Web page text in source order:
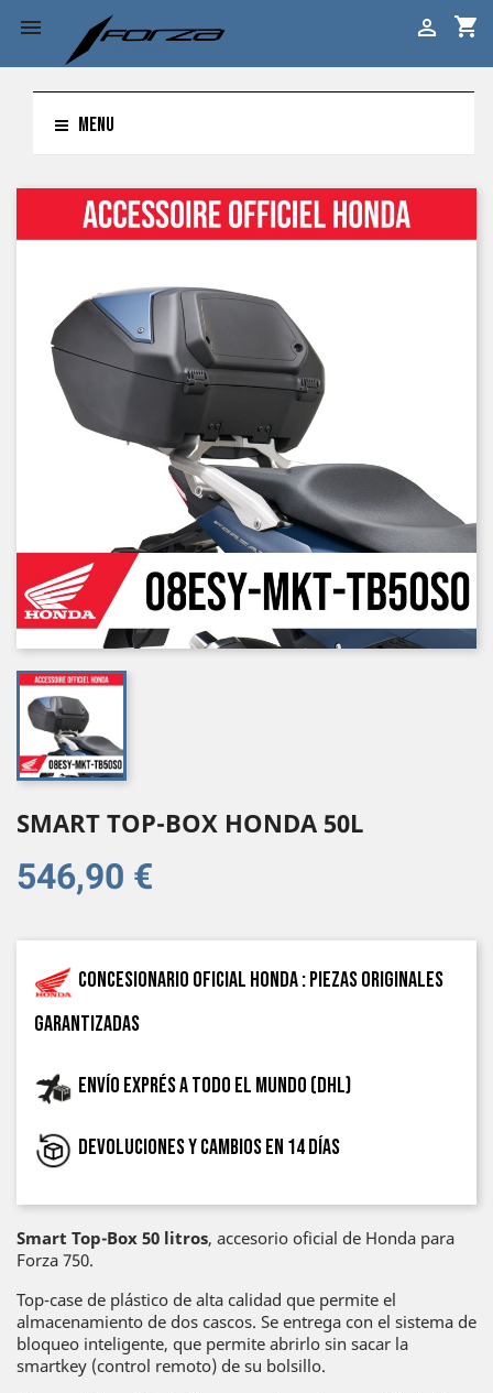
 shopping_cart

MENU
SMART TOP-BOX HONDA 50L
546,90 €
Concesionario oficial Honda : piezas originales
garantizadas
Envío exprés a todo el mundo (DHL)
Devoluciones y cambios en 14 días
Smart Top-Box 50 litros, accesorio oficial de Honda para
Forza 750.
Top-case de plástico de alta calidad que permite el
almacenamiento de dos cascos. Se entrega con el sistema de
bloqueo inteligente, que permite abrirlo sin sacar la
smartkey (control remoto) de su bolsillo.